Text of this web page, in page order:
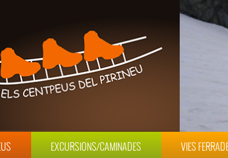
EXCURSIONS/CAMINADES VIES